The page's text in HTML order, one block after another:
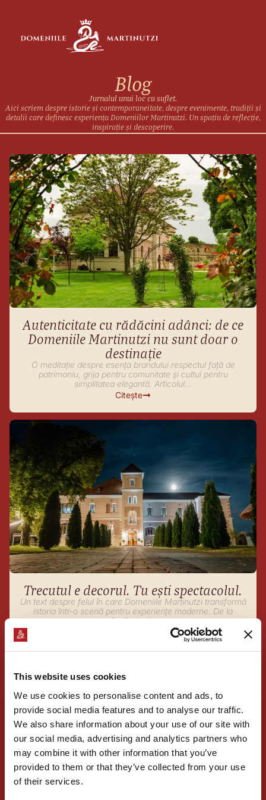
This website uses cookies
We use cookies to personalise content and ads, to
provide social media features and to analyse our traffic.
We also share information about your use of our site with
our social media, advertising and analytics partners who
may combine it with other information that you’ve
provided to them or that they’ve collected from your use
of their services.
Blog
Jurnalul unui loc cu suflet.
Aici scriem despre istorie și contemporaneitate, despre evenimente, tradiții și
detalii care definesc experiența Domeniilor Martinutzi. Un spațiu de reflecție,
inspirație și descoperire.
Autenticitate cu rădăcini adânci: de ce
Domeniile Martinutzi nu sunt doar o
destinație
O meditație despre esența brandului respectul față de
patrimoniu, grija pentru comunitate și cultul pentru
simplitatea elegantă. Articolul...
Citește
Trecutul e decorul. Tu ești spectacolul.
Un text despre felul în care Domeniile Martinutzi transformă
istoria într-o scenă pentru experiențe moderne. De la
festivaluri...
Oktoberfest 2026